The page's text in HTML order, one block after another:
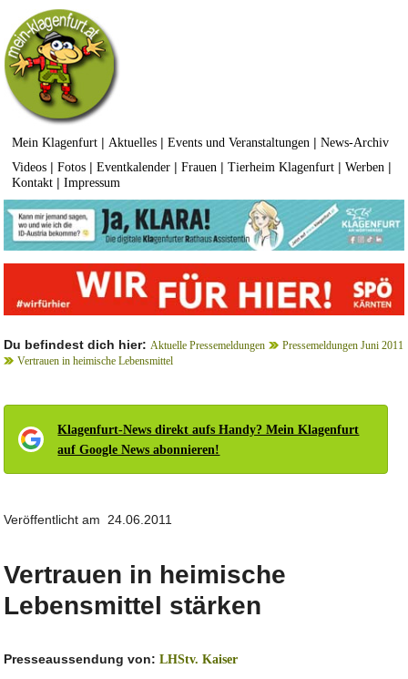
Mein Klagenfurt | Aktuelles |Events und Veranstaltungen |News-Archiv
Videos |Fotos |Eventkalender |Frauen |Tierheim Klagenfurt |Werben |
Kontakt |Impressum
Du befindest dich hier: Aktuelle Pressemeldungen
Pressemeldungen Juni 2011
Vertrauen in heimische Lebensmittel
Klagenfurt-News direkt aufs Handy? Mein Klagenfurt
auf Google News abonnieren!
Veröffentlicht am 24.06.2011
Vertrauen in heimische
Lebensmittel stärken
Presseaussendung von:LHStv. Kaiser